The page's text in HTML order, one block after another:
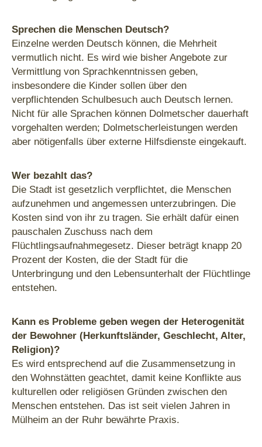
Sprechen die Menschen Deutsch?
Einzelne werden Deutsch können, die Mehrheit
vermutlich nicht. Es wird wie bisher Angebote zur
Vermittlung von Sprachkenntnissen geben,
insbesondere die Kinder sollen über den
verpflichtenden Schulbesuch auch Deutsch lernen.
Nicht für alle Sprachen können Dolmetscher dauerhaft
vorgehalten werden; Dolmetscherleistungen werden
aber nötigenfalls über externe Hilfsdienste eingekauft.
Wer bezahlt das?
Die Stadt ist gesetzlich verpflichtet, die Menschen
aufzunehmen und angemessen unterzubringen. Die
Kosten sind von ihr zu tragen. Sie erhält dafür einen
pauschalen Zuschuss nach dem
Flüchtlingsaufnahmegesetz. Dieser beträgt knapp 20
Prozent der Kosten, die der Stadt für die
Unterbringung und den Lebensunterhalt der Flüchtlinge
entstehen.
Kann es Probleme geben wegen der Heterogenität
der Bewohner (Herkunftsländer, Geschlecht, Alter,
Religion)?
Es wird entsprechend auf die Zusammensetzung in
den Wohnstätten geachtet, damit keine Konflikte aus
kulturellen oder religiösen Gründen zwischen den
Menschen entstehen. Das ist seit vielen Jahren in
Mülheim an der Ruhr bewährte Praxis.